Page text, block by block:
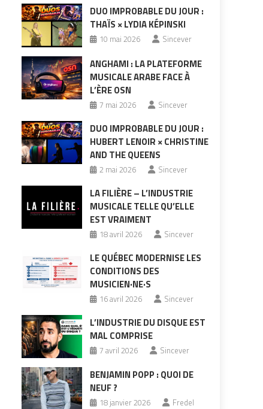
DUO IMPROBABLE DU JOUR :
THAÏS × LYDIA KÉPINSKI
10 mai 2026 Sincever
ANGHAMI : LA PLATEFORME
MUSICALE ARABE FACE À
L’ÈRE OSN
7 mai 2026 Sincever
DUO IMPROBABLE DU JOUR :
HUBERT LENOIR × CHRISTINE
AND THE QUEENS
2 mai 2026 Sincever
LA FILIÈRE – L’INDUSTRIE
MUSICALE TELLE QU’ELLE
EST VRAIMENT
18 avril 2026 Sincever
LE QUÉBEC MODERNISE LES
CONDITIONS DES
MUSICIEN·NE·S
16 avril 2026 Sincever
L’INDUSTRIE DU DISQUE EST
MAL COMPRISE
7 avril 2026 Sincever
BENJAMIN POPP : QUOI DE
NEUF ?
18 janvier 2026 Fredel